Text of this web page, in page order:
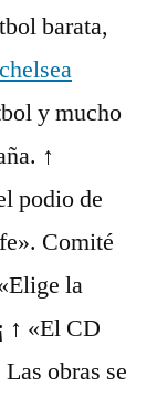
barata,
y mucho
↑
podio de
Comité
la
↑ «El CD
obras se